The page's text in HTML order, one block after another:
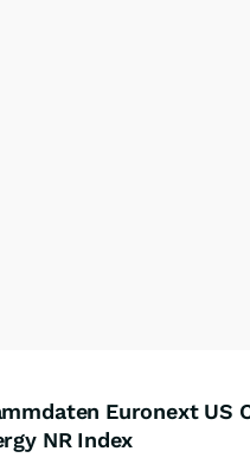
Euronext US
NR Index